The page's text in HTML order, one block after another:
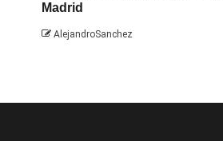
Madrid
AlejandroSanchez